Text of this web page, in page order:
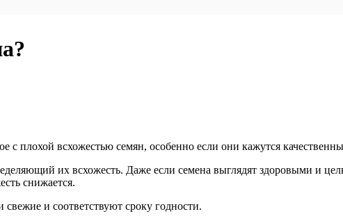
с плохой всхожестью семян, особенно если они кажутся
их всхожесть. Даже если семена выглядят здоровыми и
снижается.
и соответствуют сроку годности.